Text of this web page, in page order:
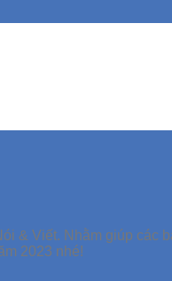
& Viết. Nhằm giúp các
2023 nhé!